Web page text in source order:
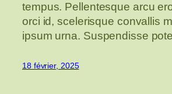
tempus. Pellentesque arcu
orci id, scelerisque convallis
ipsum urna. Suspendisse
18 février, 2025